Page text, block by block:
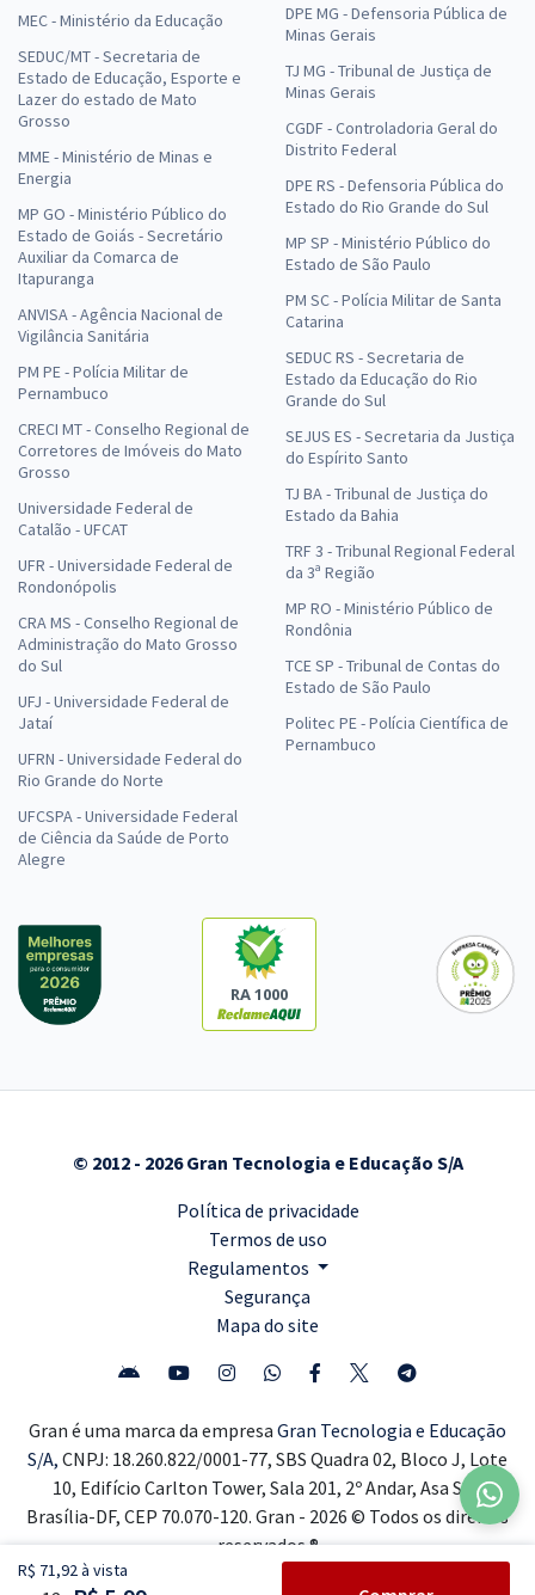
R$ 71,92 à vista
MEC - Ministério da Educação
SEDUC/MT - Secretaria de
Estado de Educação, Esporte e
Lazer do estado de Mato
Grosso
MME - Ministério de Minas e
Energia
MP GO - Ministério Público do
Estado de Goiás - Secretário
Auxiliar da Comarca de
Itapuranga
ANVISA - Agência Nacional de
Vigilância Sanitária
PM PE - Polícia Militar de
Pernambuco
CRECI MT - Conselho Regional de
Corretores de Imóveis do Mato
Grosso
Universidade Federal de
Catalão - UFCAT
UFR - Universidade Federal de
Rondonópolis
CRA MS - Conselho Regional de
Administração do Mato Grosso
do Sul
UFJ - Universidade Federal de
Jataí
UFRN - Universidade Federal do
Rio Grande do Norte
UFCSPA - Universidade Federal
de Ciência da Saúde de Porto
Alegre
DPE MG - Defensoria Pública de
Minas Gerais
TJ MG - Tribunal de Justiça de
Minas Gerais
CGDF - Controladoria Geral do
Distrito Federal
DPE RS - Defensoria Pública do
Estado do Rio Grande do Sul
MP SP - Ministério Público do
Estado de São Paulo
PM SC - Polícia Militar de Santa
Catarina
SEDUC RS - Secretaria de
Estado da Educação do Rio
Grande do Sul
SEJUS ES - Secretaria da Justiça
do Espírito Santo
TJ BA - Tribunal de Justiça do
Estado da Bahia
TRF 3 - Tribunal Regional Federal
da 3ª Região
MP RO - Ministério Público de
Rondônia
TCE SP - Tribunal de Contas do
Estado de São Paulo
Politec PE - Polícia Científica de
Pernambuco
RA 1000
© 2012 - 2026 Gran Tecnologia e Educação S/A
Política de privacidade
Termos de uso
Regulamentos
Segurança
Mapa do site
Gran é uma marca da empresa Gran Tecnologia e Educação
S/A, CNPJ: 18.260.822/0001-77, SBS Quadra 02, Bloco J, Lote
10, Edifício Carlton Tower, Sala 201, 2º Andar, Asa Sul,
Brasília-DF, CEP 70.070-120. Gran - 2026 © Todos os direitos
reservados ®